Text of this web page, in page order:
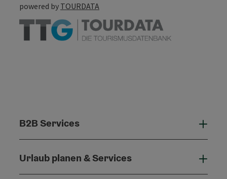
powered by TOURDATA
B2B Services
Urlaub planen & Services